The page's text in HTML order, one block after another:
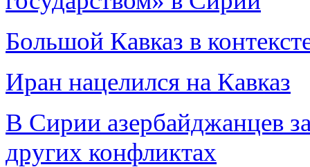
Большой Кавказ в
Иран нацелился на Кавказ
В Сирии азербайджанцев
других конфликтах